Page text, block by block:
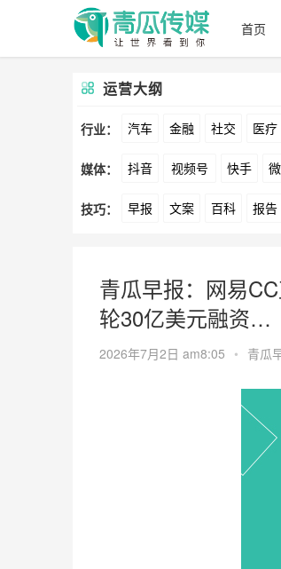
首页
运营大纲
行业： 汽车 金融 社交 医疗
文娱 跨境 科技 广告
媒体： 抖音 视频号 快手
爱奇艺 美柚 美图 最
技巧： 早报 文案 百科 报告
青瓜早报：网易
轮30亿美元融资…
2026年7月2日 am8:05 • 青瓜